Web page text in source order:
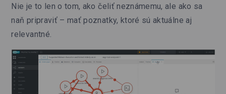
Nie je to len o tom, ako čeliť neznámemu, ale ako sa
naň pripraviť – mať poznatky, ktoré sú aktuálne aj
relevantné.